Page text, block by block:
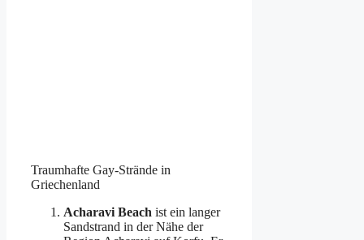
Traumhafte Gay-Strände in
Griechenland
Acharavi Beach ist ein langer
Sandstrand in der Nähe der